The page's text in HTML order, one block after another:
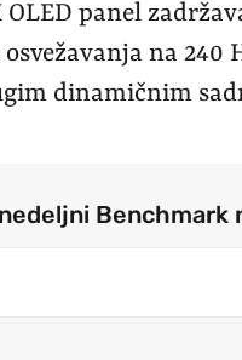
panel
na 240
dinamičnim